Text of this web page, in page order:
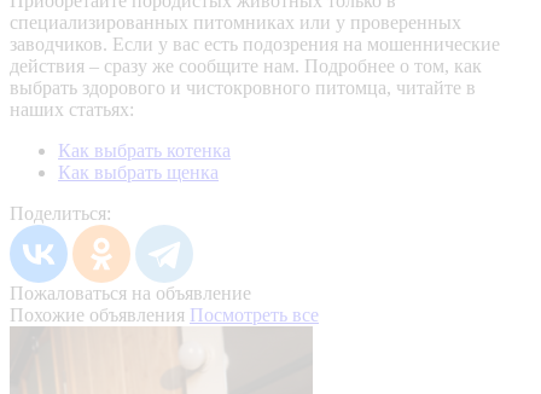
специализированных питомниках или у проверенных
заводчиков. Если у вас есть подозрения на мошеннические
действия – сразу же сообщите нам. Подробнее о том, как
выбрать здорового и чистокровного питомца, читайте в
наших статьях:
Как выбрать котенка
Как выбрать щенка
Поделиться:
Пожаловаться на объявление
Похожие объявления Посмотреть все